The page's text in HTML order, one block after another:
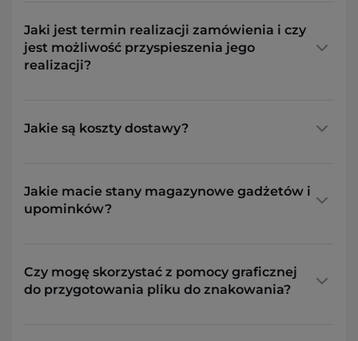
Jaki jest termin realizacji zamówienia i czy
jest możliwość przyspieszenia jego
realizacji?
Jakie są koszty dostawy?
Jakie macie stany magazynowe gadżetów i
upominków?
Czy mogę skorzystać z pomocy graficznej
do przygotowania pliku do znakowania?